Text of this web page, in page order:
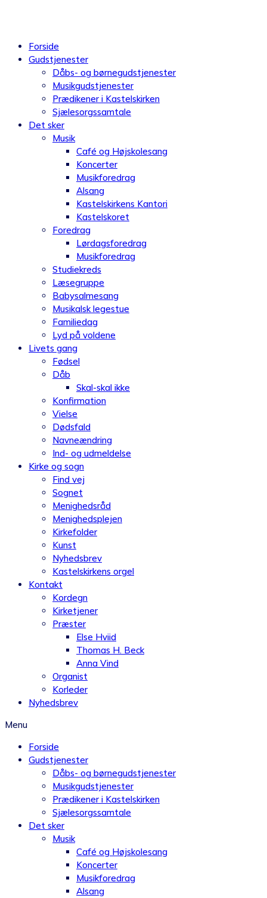
Forside
Gudstjenester
Dåbs- og børnegudstjenester
Musikgudstjenester
Prædikener i Kastelskirken
Sjælesorgssamtale
Det sker
Musik
Café og Højskolesang
Koncerter
Musikforedrag
Alsang
Kastelskirkens Kantori
Kastelskoret
Foredrag
Lørdagsforedrag
Musikforedrag
Studiekreds
Læsegruppe
Babysalmesang
Musikalsk legestue
Familiedag
Lyd på voldene
Livets gang
Fødsel
Dåb
Skal-skal ikke
Konfirmation
Vielse
Dødsfald
Navneændring
Ind- og udmeldelse
Kirke og sogn
Find vej
Sognet
Menighedsråd
Menighedsplejen
Kirkefolder
Kunst
Nyhedsbrev
Kastelskirkens orgel
Kontakt
Kordegn
Kirketjener
Præster
Else Hviid
Thomas H. Beck
Anna Vind
Organist
Korleder
Nyhedsbrev
Menu
Forside
Gudstjenester
Dåbs- og børnegudstjenester
Musikgudstjenester
Prædikener i Kastelskirken
Sjælesorgssamtale
Det sker
Musik
Café og Højskolesang
Koncerter
Musikforedrag
Alsang